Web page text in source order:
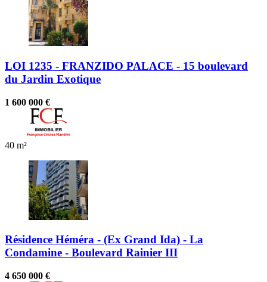
LOI 1235 - FRANZIDO PALACE - 15 boulevard
du Jardin Exotique
1 600 000 €
40 m²
Résidence Héméra - (Ex Grand Ida) - La
Condamine - Boulevard Rainier III
4 650 000 €